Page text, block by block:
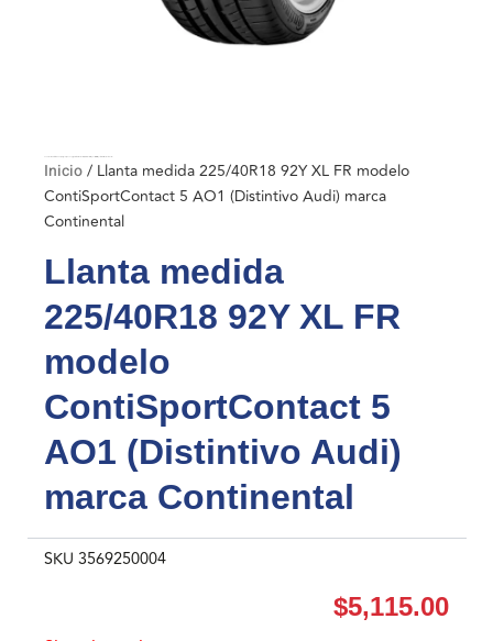
Inicio/ Llanta medida 225/40R18 92Y XL FR modelo
ContiSportContact 5 AO1 (Distintivo Audi) marca
Continental
Llanta medida
225/40R18 92Y XL FR
modelo
ContiSportContact 5
AO1 (Distintivo Audi)
marca Continental
SKU 3569250004
$5,115.00